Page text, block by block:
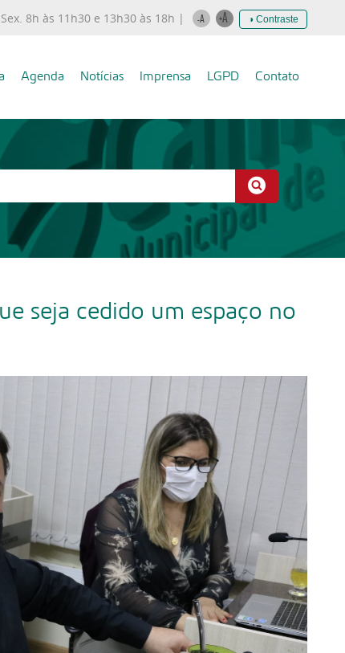
8h às 11h30 e 13h30 às 18h | ◑ Contraste
Agenda Notícias Imprensa LGPD Contato
seja cedido um espaço no